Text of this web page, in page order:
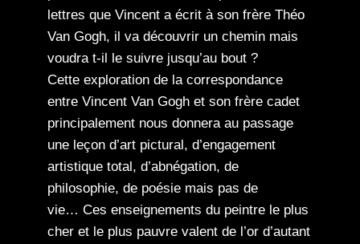
lettres que Vincent a écrit à son frère Théo
Van Gogh, il va découvrir un chemin mais
voudra t-il le suivre jusqu’au bout ?
Cette exploration de la correspondance
entre Vincent Van Gogh et son frère cadet
principalement nous donnera au passage
une leçon d’art pictural, d’engagement
artistique total, d’abnégation, de
philosophie, de poésie mais pas de
vie… Ces enseignements du peintre le plus
cher et le plus pauvre valent de l’or d’autant